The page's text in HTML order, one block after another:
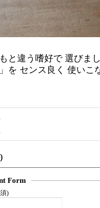
と違う嗜好で 選びま
を センス良く 使いこ
Form
)